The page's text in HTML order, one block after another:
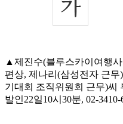
▲제진수(블루스카이여행
편상, 제나리(삼성전자 근
기대회 조직위원회 근무)씨
발인22일10시30분, 02-3410-